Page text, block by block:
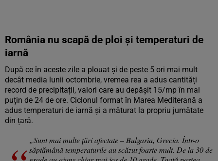
România nu scapă de ploi și temperaturi de
iarnă
După ce în aceste zile a plouat și de peste 5 ori mai mult
decât media lunii octombrie, vremea rea a adus cantități
record de precipitații, valori care au depășit 15/mp în mai
puțin de 24 de ore. Ciclonul format în Marea Mediterană a
adus temperaturi de iarnă și a măturat la propriu jumătate
din țară.
„Sunt mai multe țări afectate – Bulgaria, Grecia. Într-o
săptămână temperaturile au scăzut foarte mult. De la 30 de